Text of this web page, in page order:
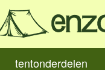
tentonderdelen